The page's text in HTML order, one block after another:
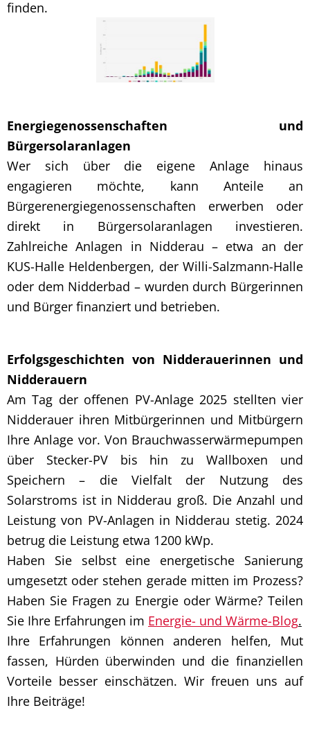
finden.
Energiegenossenschaften und
Bürgersolaranlagen
Wer sich über die eigene Anlage hinaus
engagieren möchte, kann Anteile an
Bürgerenergiegenossenschaften erwerben oder
direkt in Bürgersolaranlagen investieren.
Zahlreiche Anlagen in Nidderau – etwa an der
KUS-Halle Heldenbergen, der Willi-Salzmann-Halle
oder dem Nidderbad – wurden durch Bürgerinnen
und Bürger finanziert und betrieben.
Erfolgsgeschichten von Nidderauerinnen und
Nidderauern
Am Tag der offenen PV-Anlage 2025 stellten vier
Nidderauer ihren Mitbürgerinnen und Mitbürgern
Ihre Anlage vor. Von Brauchwasserwärmepumpen
über Stecker-PV bis hin zu Wallboxen und
Speichern – die Vielfalt der Nutzung des
Solarstroms ist in Nidderau groß. Die Anzahl und
Leistung von PV-Anlagen in Nidderau stetig. 2024
betrug die Leistung etwa 1200 kWp.
Haben Sie selbst eine energetische Sanierung
umgesetzt oder stehen gerade mitten im Prozess?
Haben Sie Fragen zu Energie oder Wärme? Teilen
Sie Ihre Erfahrungen im Energie- und Wärme-Blog.
Ihre Erfahrungen können anderen helfen, Mut
fassen, Hürden überwinden und die finanziellen
Vorteile besser einschätzen. Wir freuen uns auf
Ihre Beiträge!